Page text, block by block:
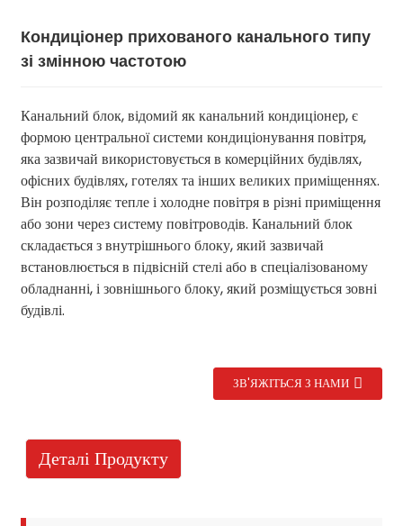
Кондиціонер прихованого канального типу
зі змінною частотою
Канальний блок, відомий як канальний кондиціонер, є
формою центральної системи кондиціонування повітря,
яка зазвичай використовується в комерційних будівлях,
офісних будівлях, готелях та інших великих приміщеннях.
Він розподіляє тепле і холодне повітря в різні приміщення
або зони через систему повітроводів. Канальний блок
складається з внутрішнього блоку, який зазвичай
встановлюється в підвісній стелі або в спеціалізованому
обладнанні, і зовнішнього блоку, який розміщується зовні
будівлі.
ЗВ'ЯЖІТЬСЯ З НАМИ
Деталі Продукту